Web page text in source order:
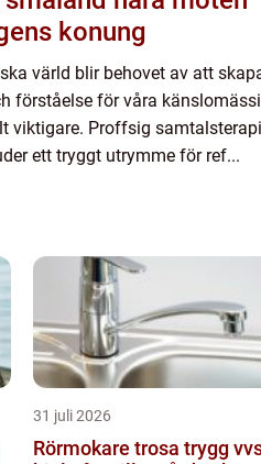
konung
värld blir behovet av att
förståelse för våra
viktigare. Proffsig
ett tryggt utrymme för ref...
31 juli 2026
Rörmokare trosa trygg vvs-